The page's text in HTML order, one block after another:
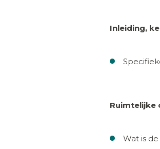
Inleiding,
Ruimtelijke
Wat is